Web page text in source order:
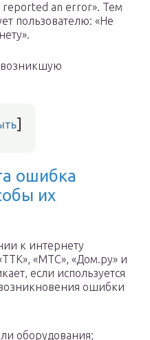
reported an error». Тем
пользователю: «Не
возникшую
]
ошибка
их
к интернету
«МТС», «Дом.ру» и
если используется
ошибки
оборудования;